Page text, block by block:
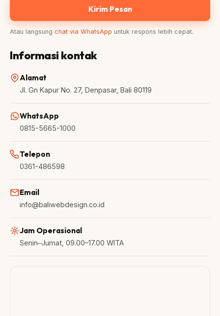
Atau langsung chat via WhatsApp untuk respons lebih cepat.
Informasi kontak
Alamat
Jl. Gn Kapur No. 27, Denpasar, Bali 80119
WhatsApp
0815-5665-1000
Telepon
0361-486598
Email
info@baliwebdesign.co.id
Jam Operasional
Senin–Jumat, 09.00–17.00 WITA